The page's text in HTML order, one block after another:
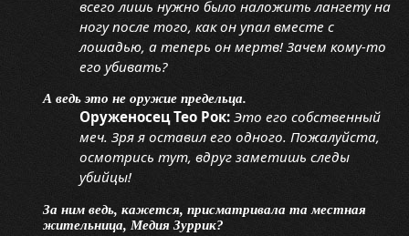
всего лишь нужно было наложить лангету на
ногу после того, как он упал вместе с
лошадью, а теперь он мертв! Зачем кому-то
его убивать?
А ведь это не оружие предельца.
Оруженосец Тео Рок: Это его собственный
меч. Зря я оставил его одного. Пожалуйста,
осмотрись тут, вдруг заметишь следы
убийцы!
За ним ведь, кажется, присматривала та местная
жительница, Медия Зуррик?